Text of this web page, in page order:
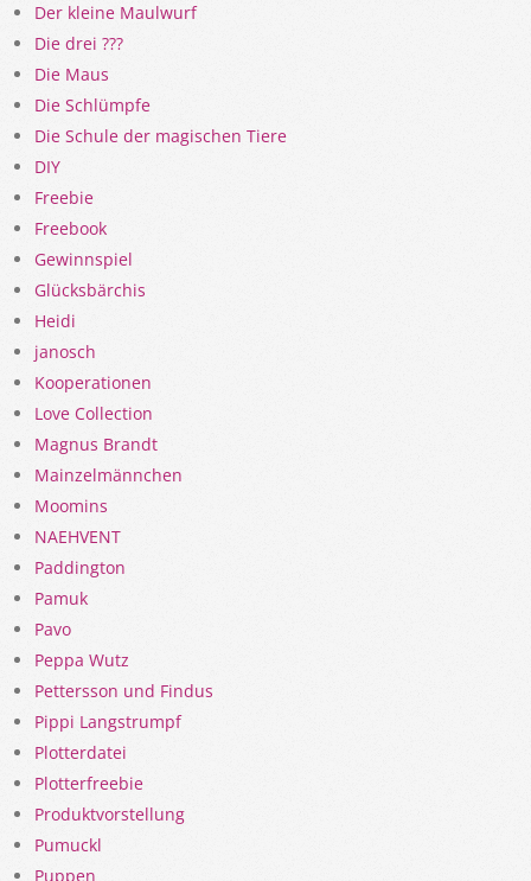
Der kleine Maulwurf
Die drei ???
Die Maus
Die Schlümpfe
Die Schule der magischen Tiere
DIY
Freebie
Freebook
Gewinnspiel
Glücksbärchis
Heidi
janosch
Kooperationen
Love Collection
Magnus Brandt
Mainzelmännchen
Moomins
NAEHVENT
Paddington
Pamuk
Pavo
Peppa Wutz
Pettersson und Findus
Pippi Langstrumpf
Plotterdatei
Plotterfreebie
Produktvorstellung
Pumuckl
Puppen